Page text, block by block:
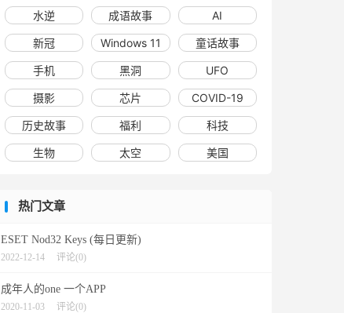
水逆 成语故事 AI
新冠 Windows 11 童话故事
手机 黑洞 UFO
摄影 芯片 COVID-19
历史故事 福利 科技
生物 太空 美国
热门文章
ESET Nod32 Keys (每日更新)
2022-12-14 评论(0)
成年人的one 一个APP
2020-11-03 评论(0)